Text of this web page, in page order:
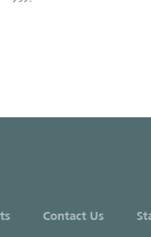
Contact Us